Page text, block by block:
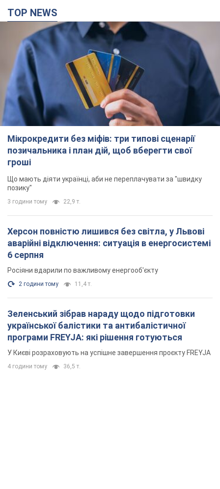
TOP NEWS
Мікрокредити без міфів: три типові сценарії
позичальника і план дій, щоб вберегти свої
гроші
Що мають діяти українці, аби не переплачувати за "швидку
позику"
3 години тому 22,9 т.
Херсон повністю лишився без світла, у Львові
аварійні відключення: ситуація в енергосистемі
6 серпня
Росіяни вдарили по важливому енергооб'єкту
2 години тому 11,4 т.
Зеленський зібрав нараду щодо підготовки
української балістики та антибалістичної
програми FREYJA: які рішення готуються
У Києві розраховують на успішне завершення проєкту FREYJA
4 години тому 36,5 т.